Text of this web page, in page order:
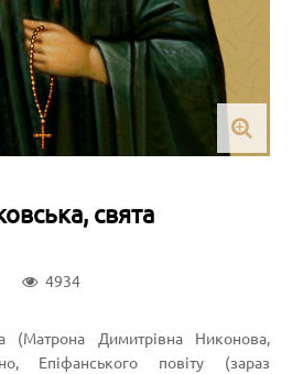
свята
4934
(Матрона Димитрівна Никонова,
Епіфанського повіту (зараз